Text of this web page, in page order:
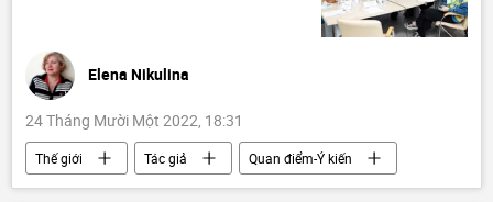
Elena Nikulina
24 Tháng Mười Một 2022, 18:31
Thế giới Tác giả
Quan điểm-Ý kiến
Hợp tác Nga-Việt
Việt Nam
Nga